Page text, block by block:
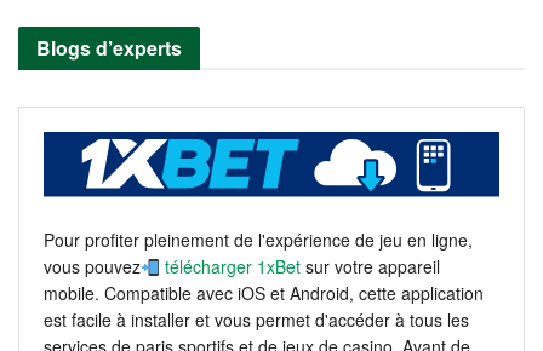
Blogs d’experts
Pour profiter pleinement de l'expérience de jeu en ligne,
vous pouvez
télécharger 1xBet sur votre appareil
mobile. Compatible avec iOS et Android, cette application
est facile à installer et vous permet d'accéder à tous les